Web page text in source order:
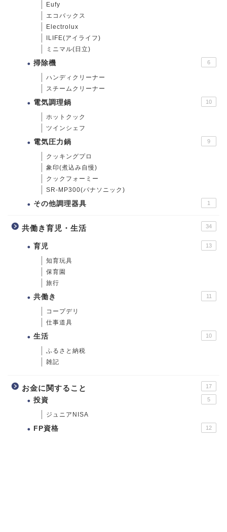
Eufy
エコバックス
Electrolux
ILIFE(アイライフ)
ミニマル(日立)
掃除機 6
ハンディクリーナー
スチームクリーナー
電気調理鍋 10
ホットクック
ツインシェフ
電気圧力鍋 9
クッキングプロ
象印(煮込み自慢)
クックフォーミー
SR-MP300(パナソニック)
その他調理器具 1
共働き育児・生活 34
育児 13
知育玩具
保育園
旅行
共働き 11
コープデリ
仕事道具
生活 10
ふるさと納税
雑記
お金に関すること 17
投資 5
ジュニアNISA
FP資格 12